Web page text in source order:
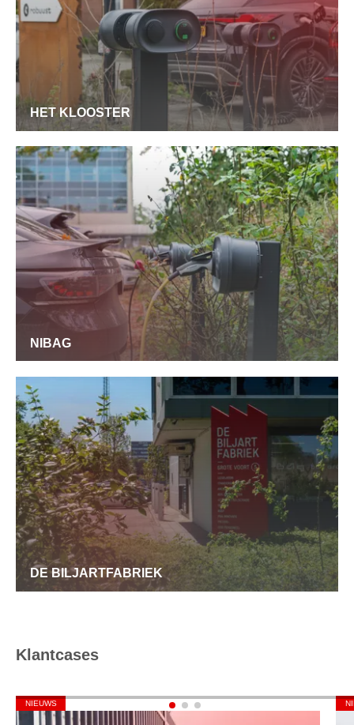
HET KLOOSTER
NIBAG
DE BILJARTFABRIEK
Klantcases
NIEUWS